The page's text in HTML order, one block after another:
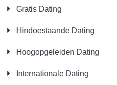
Gratis Dating
Hindoestaande Dating
Hoogopgeleiden Dating
Internationale Dating